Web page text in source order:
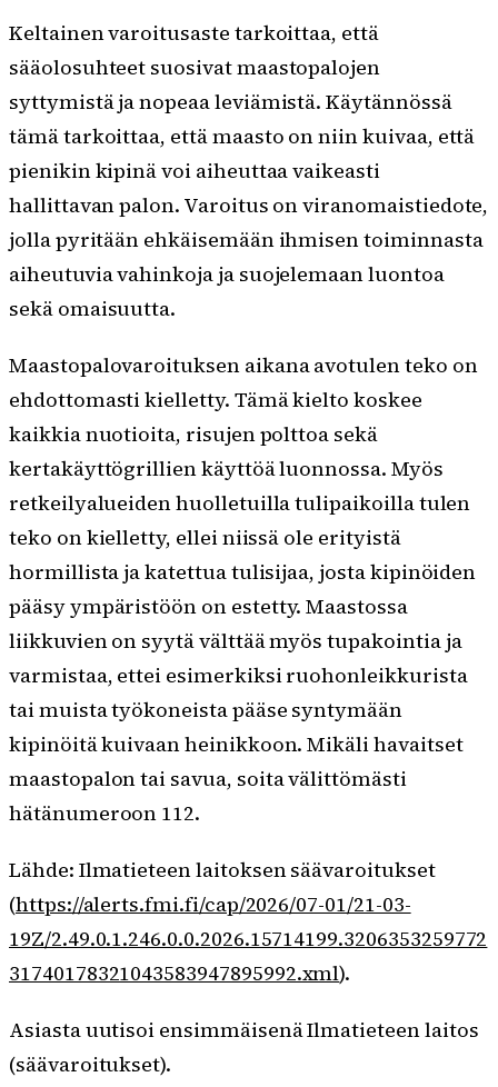
Keltainen varoitusaste tarkoittaa, että
sääolosuhteet suosivat maastopalojen
syttymistä ja nopeaa leviämistä. Käytännössä
tämä tarkoittaa, että maasto on niin kuivaa, että
pienikin kipinä voi aiheuttaa vaikeasti
hallittavan palon. Varoitus on viranomaistiedote,
jolla pyritään ehkäisemään ihmisen toiminnasta
aiheutuvia vahinkoja ja suojelemaan luontoa
sekä omaisuutta.
Maastopalovaroituksen aikana avotulen teko on
ehdottomasti kielletty. Tämä kielto koskee
kaikkia nuotioita, risujen polttoa sekä
kertakäyttögrillien käyttöä luonnossa. Myös
retkeilyalueiden huolletuilla tulipaikoilla tulen
teko on kielletty, ellei niissä ole erityistä
hormillista ja katettua tulisijaa, josta kipinöiden
pääsy ympäristöön on estetty. Maastossa
liikkuvien on syytä välttää myös tupakointia ja
varmistaa, ettei esimerkiksi ruohonleikkurista
tai muista työkoneista pääse syntymään
kipinöitä kuivaan heinikkoon. Mikäli havaitset
maastopalon tai savua, soita välittömästi
hätänumeroon 112.
Lähde: Ilmatieteen laitoksen säävaroitukset
(https://alerts.fmi.fi/cap/2026/07-01/21-03-
19Z/2.49.0.1.246.0.0.2026.15714199.3206353259772
31740178321043583947895992.xml).
Asiasta uutisoi ensimmäisenä Ilmatieteen laitos
(säävaroitukset).